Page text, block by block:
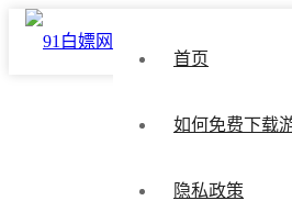
首页
如何免费下载
隐私政策